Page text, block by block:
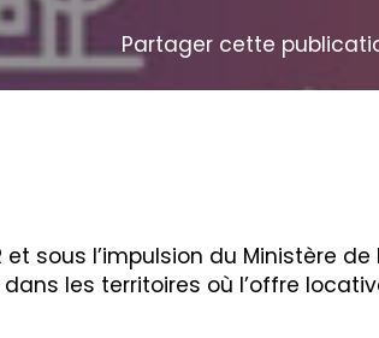
Partager cette
et sous l’impulsion du Ministère
les territoires où l’offre